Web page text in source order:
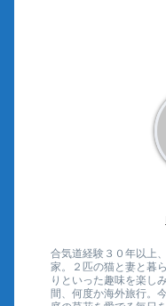
合気道経験３０年以上
家。２匹の猫と妻と暮
りといった趣味を楽し
間、何度か海外旅行。